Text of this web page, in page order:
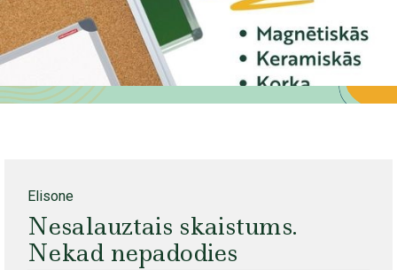
Elisone
Nesalauztais skaistums.
Nekad nepadodies